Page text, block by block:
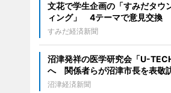
文花で学生企画の「すみだタウ
ィング」 4テーマで意見交換
すみだ経済新聞
沼津発祥の医学研究会「U-
へ 関係者らが沼津市長を表敬
沼津経済新聞